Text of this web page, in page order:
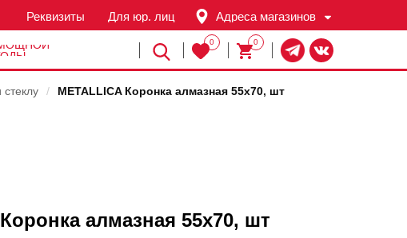
Для юр. лиц
Реквизиты Адреса магазинов
0
0
/ METALLICA Коронка алмазная 55х70, шт
алмазная 55х70, шт